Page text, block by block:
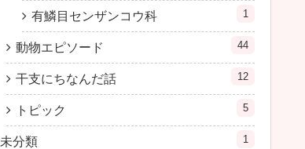
有鱗目センザンコウ科 1
動物エピソード 44
干支にちなんだ話 12
トピック 5
未分類 1